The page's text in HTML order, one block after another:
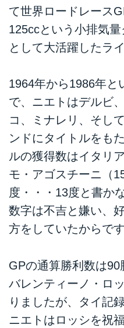
て世界ロードレース
125ccという小排気
として大活躍したラ
1964年から1986年と
で、ニエトはデルビ
コ、ミナレリ、そし
ンドにタイトルをも
ルの獲得数はイタリ
モ・アゴスチーニ（
度・・・13度と書か
数字は不吉と嫌い、
方をしていたからです
GPの通算勝利数は
バレンティーノ・ロ
りましたが、タイ記
ニエトはロッシを祝